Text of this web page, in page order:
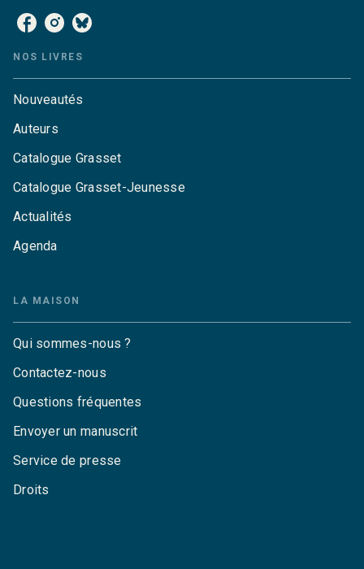
NOS LIVRES
Nouveautés
Auteurs
Catalogue Grasset
Catalogue Grasset-Jeunesse
Actualités
Agenda
LA MAISON
Qui sommes-nous ?
Contactez-nous
Questions fréquentes
Envoyer un manuscrit
Service de presse
Droits